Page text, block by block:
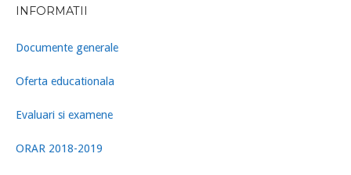
INFORMATII
Documente generale
Oferta educationala
Evaluari si examene
ORAR 2018-2019